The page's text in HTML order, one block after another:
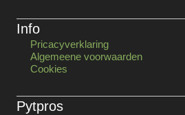
Info
Pricacyverklaring
Algemeene voorwaarden
Cookies
Pytpros